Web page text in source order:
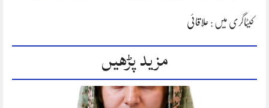
کیٹاگری میں : علاقائی
مزید پڑھیں